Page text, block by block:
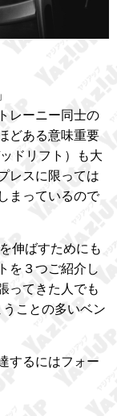
レーニー同士の
どある意味重要
ドリフト）も大
レスに限っては
まっているので
伸ばすためにも
を３つご紹介し
ってきた人でも
ことの多いベン
するにはフォー